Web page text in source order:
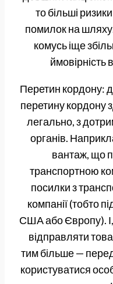
то більші
помилок на
комусь іще
Перетин кордону:
перетину кордону
легально, з
органів.
вантаж, що
транспортною
посилки з
компанії (тобто
США або Європу).
відправляти
тим більше —
користуватися